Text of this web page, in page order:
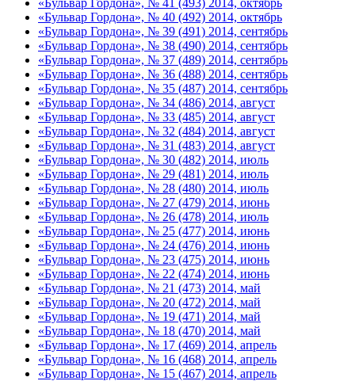
«Бульвар Гордона», № 40 (492) 2014, октябрь
«Бульвар Гордона», № 39 (491) 2014, сентябрь
«Бульвар Гордона», № 38 (490) 2014, сентябрь
«Бульвар Гордона», № 37 (489) 2014, сентябрь
«Бульвар Гордона», № 36 (488) 2014, сентябрь
«Бульвар Гордона», № 35 (487) 2014, сентябрь
«Бульвар Гордона», № 34 (486) 2014, август
«Бульвар Гордона», № 33 (485) 2014, август
«Бульвар Гордона», № 32 (484) 2014, август
«Бульвар Гордона», № 31 (483) 2014, август
«Бульвар Гордона», № 30 (482) 2014, июль
«Бульвар Гордона», № 29 (481) 2014, июль
«Бульвар Гордона», № 28 (480) 2014, июль
«Бульвар Гордона», № 27 (479) 2014, июнь
«Бульвар Гордона», № 26 (478) 2014, июль
«Бульвар Гордона», № 25 (477) 2014, июнь
«Бульвар Гордона», № 24 (476) 2014, июнь
«Бульвар Гордона», № 23 (475) 2014, июнь
«Бульвар Гордона», № 22 (474) 2014, июнь
«Бульвар Гордона», № 21 (473) 2014, май
«Бульвар Гордона», № 20 (472) 2014, май
«Бульвар Гордона», № 19 (471) 2014, май
«Бульвар Гордона», № 18 (470) 2014, май
«Бульвар Гордона», № 17 (469) 2014, апрель
«Бульвар Гордона», № 16 (468) 2014, апрель
«Бульвар Гордона», № 15 (467) 2014, апрель